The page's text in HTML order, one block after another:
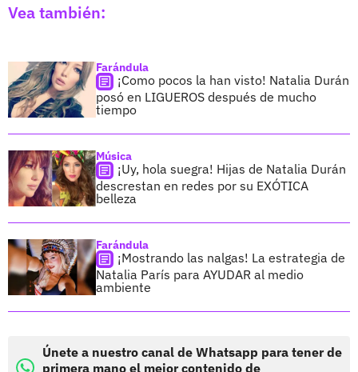
Vea también:
Farándula
¡Como pocos la han visto! Natalia Durán
posó en LIGUEROS después de mucho
tiempo
Música
¡Uy, hola suegra! Hijas de Natalia Durán
descrestan en redes por su EXÓTICA
belleza
Farándula
¡Mostrando las nalgas! La estrategia de
Natalia París para AYUDAR al medio
ambiente
Únete a nuestro canal de Whatsapp para tener de
primera mano el mejor contenido de